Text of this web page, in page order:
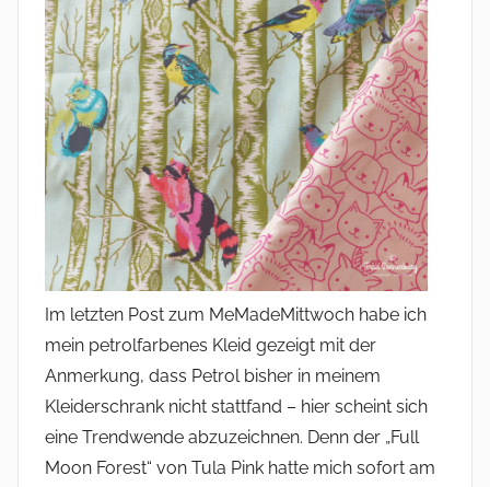
Im letzten Post zum MeMadeMittwoch habe ich
mein petrolfarbenes Kleid gezeigt mit der
Anmerkung, dass Petrol bisher in meinem
Kleiderschrank nicht stattfand – hier scheint sich
eine Trendwende abzuzeichnen. Denn der „Full
Moon Forest“ von Tula Pink hatte mich sofort am